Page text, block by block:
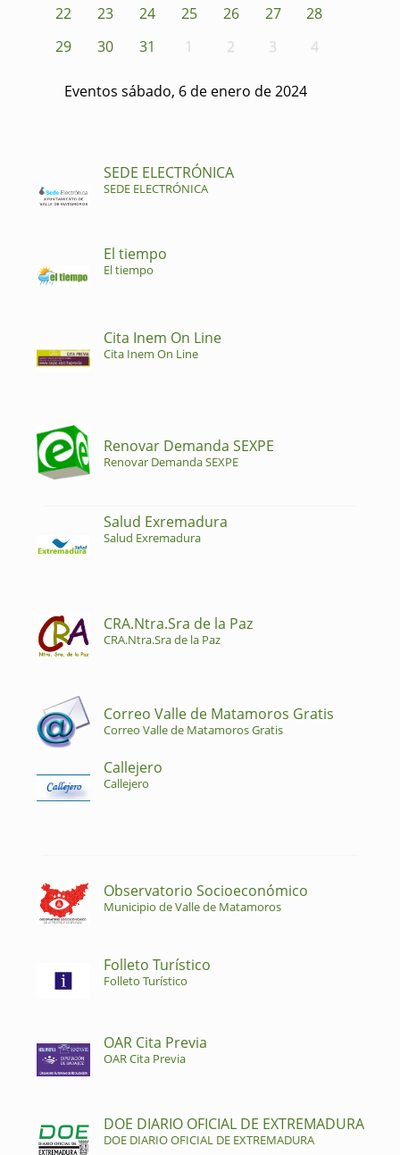
22
23 24 25 26 27
28
29
30 31 1 2 3 4
Eventos sábado, 6 de enero de 2024
SEDE ELECTRÓNICA
SEDE ELECTRÓNICA
El tiempo
El tiempo
Cita Inem On Line
Cita Inem On Line
Renovar Demanda SEXPE
Renovar Demanda SEXPE
Salud Exremadura
Salud Exremadura
CRA.Ntra.Sra de la Paz
CRA.Ntra.Sra de la Paz
Correo Valle de Matamoros Gratis
Correo Valle de Matamoros Gratis
Callejero
Callejero
Observatorio Socioeconómico
Municipio de Valle de Matamoros
Folleto Turístico
Folleto Turístico
OAR Cita Previa
OAR Cita Previa
DOE DIARIO OFICIAL DE EXTREMADURA
DOE DIARIO OFICIAL DE EXTREMADURA